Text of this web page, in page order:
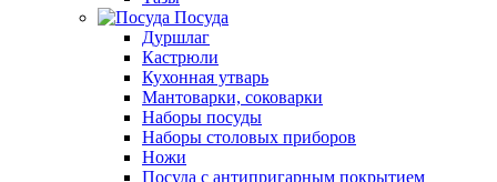
Посуда
Дуршлаг
Кастрюли
Кухонная утварь
Мантоварки, соковарки
Наборы посуды
Наборы столовых приборов
Ножи
Посуда с антипригарным покрытием